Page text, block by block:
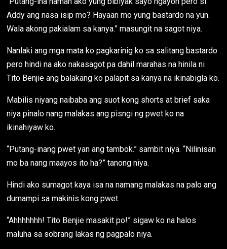
Addy ang nasa isip mo? Hayaan mo yung bastardo na yun.
Wala akong pakialam sa kanya.” masungit na sagot niya.
Nanlaki ang mga mata ko pagkarinig ko sa salitang bastardo
pero hindi na ako nakasagot pa dahil marahas na hinila ni
Tito Benjie ang balakang ko palapit sa kanya na ikinabigla ko.
Mabilis niyang naibaba ang suot kong shorts at brief saka
niya pinalo nang malakas ang pisngi ng pwet ko na
ikinahiyaw ko.
“Putang-inang pwet yan ang tambok.” sambit niya. “Nilinisan
mo ba nang maayos ito ha?” tanong niya.
Hindi ako sumagot kaya isa na namang malakas na palo ang
dumampi sa makinis kong pwet.
“Ahhhhhhh! Tito Benjie masakit po!” sigaw ko na halos
maluha sa sobrang lakas ng pagpalo niya.